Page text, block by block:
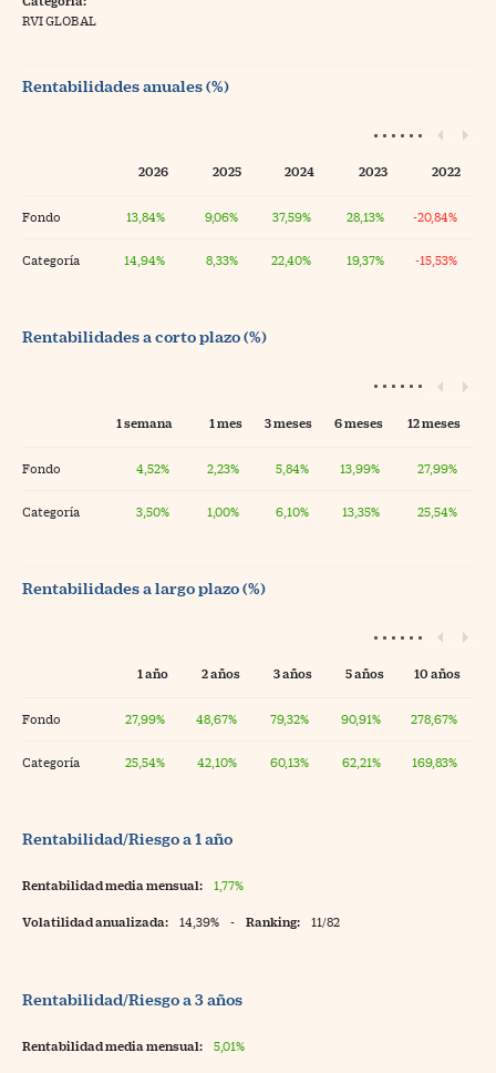
RVI GLOBAL
Rentabilidades anuales (%)
2026 2025 2024 2023 2022
Fondo 13,84% 9,06% 37,59% 28,13% -20,84%
Categoría 14,94% 8,33% 22,40% 19,37% -15,53%
Rentabilidades a corto plazo (%)
1 semana 1 mes 3 meses 6 meses 12 meses
Fondo 4,52% 2,23% 5,84% 13,99% 27,99%
Categoría 3,50% 1,00% 6,10% 13,35% 25,54%
Rentabilidades a largo plazo (%)
1 año 2 años 3 años 5 años 10 años
Fondo 27,99% 48,67% 79,32% 90,91% 278,67%
Categoría 25,54% 42,10% 60,13% 62,21% 169,83%
Rentabilidad/Riesgo a 1 año
Rentabilidad media mensual: 1,77%
Volatilidad anualizada: 14,39% - Ranking: 11/82
Rentabilidad/Riesgo a 3 años
Rentabilidad media mensual: 5,01%